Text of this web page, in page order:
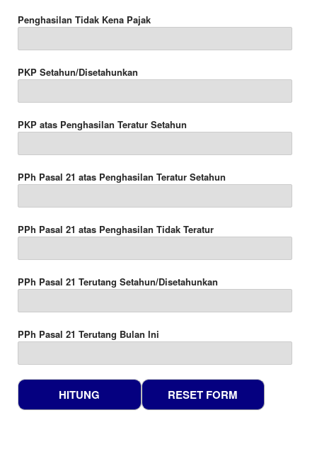
Penghasilan Tidak Kena Pajak
PKP Setahun/Disetahunkan
PKP atas Penghasilan Teratur Setahun
PPh Pasal 21 atas Penghasilan Teratur Setahun
PPh Pasal 21 atas Penghasilan Tidak Teratur
PPh Pasal 21 Terutang Setahun/Disetahunkan
PPh Pasal 21 Terutang Bulan Ini